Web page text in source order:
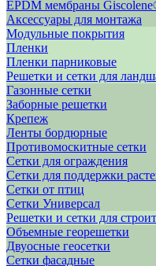
EPDM мембраны
Аксессуары для монтажа
Модульные покрытия
Пленки
Пленки парниковые
Решетки и сетки для
Газонные сетки
Заборные решетки
Крепеж
Ленты бордюрные
Противомоскитные сетки
Сетки для ограждения
Сетки для поддержки
Сетки от птиц
Сетки Универсал
Решетки и сетки для
Объемные георешетки
Двуосные геосетки
Сетки фасадные